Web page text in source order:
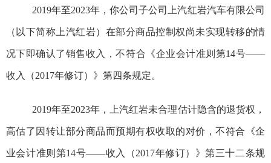
2019年至2023年，你公司子公司上汽红岩汽车有限公司
（以下简称上汽红岩）在部分商品控制权尚未实现转移的情
况下即确认了销售收入，不符合《企业会计准则第14号——
收入（2017年修订）》第四条规定。
2019年至2023年，上汽红岩未合理估计隐含的退货权，
高估了因转让部分商品而预期有权收取的对价，不符合《企
业会计准则第14号——收入（2017年修订）》第三十二条规